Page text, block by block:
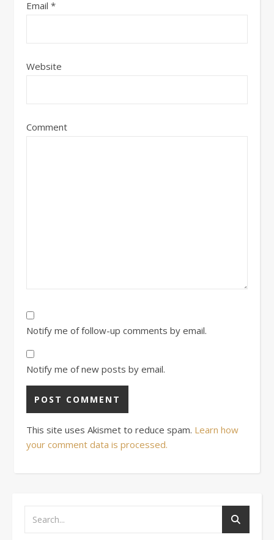
Email *
Website
Comment
Notify me of follow-up comments by email.
Notify me of new posts by email.
This site uses Akismet to reduce spam. Learn how
your comment data is processed.